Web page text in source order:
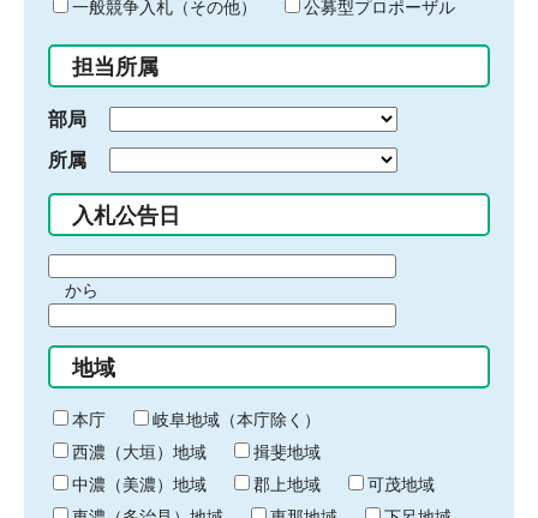
ド
入
力
一般競争入札（その他）
公募型プロポーザル
担当所属
部局
所属
入札公告日
間
始
り
から
間
終
わ
り
地域
本庁
岐阜地域（本庁除く）
西濃（大垣）地域
揖斐地域
中濃（美濃）地域
郡上地域
可茂地域